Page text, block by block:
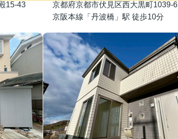
15-43
京都府京都市伏見区西大黒町1039-6
京阪本線「丹波橋」駅 徒歩10分